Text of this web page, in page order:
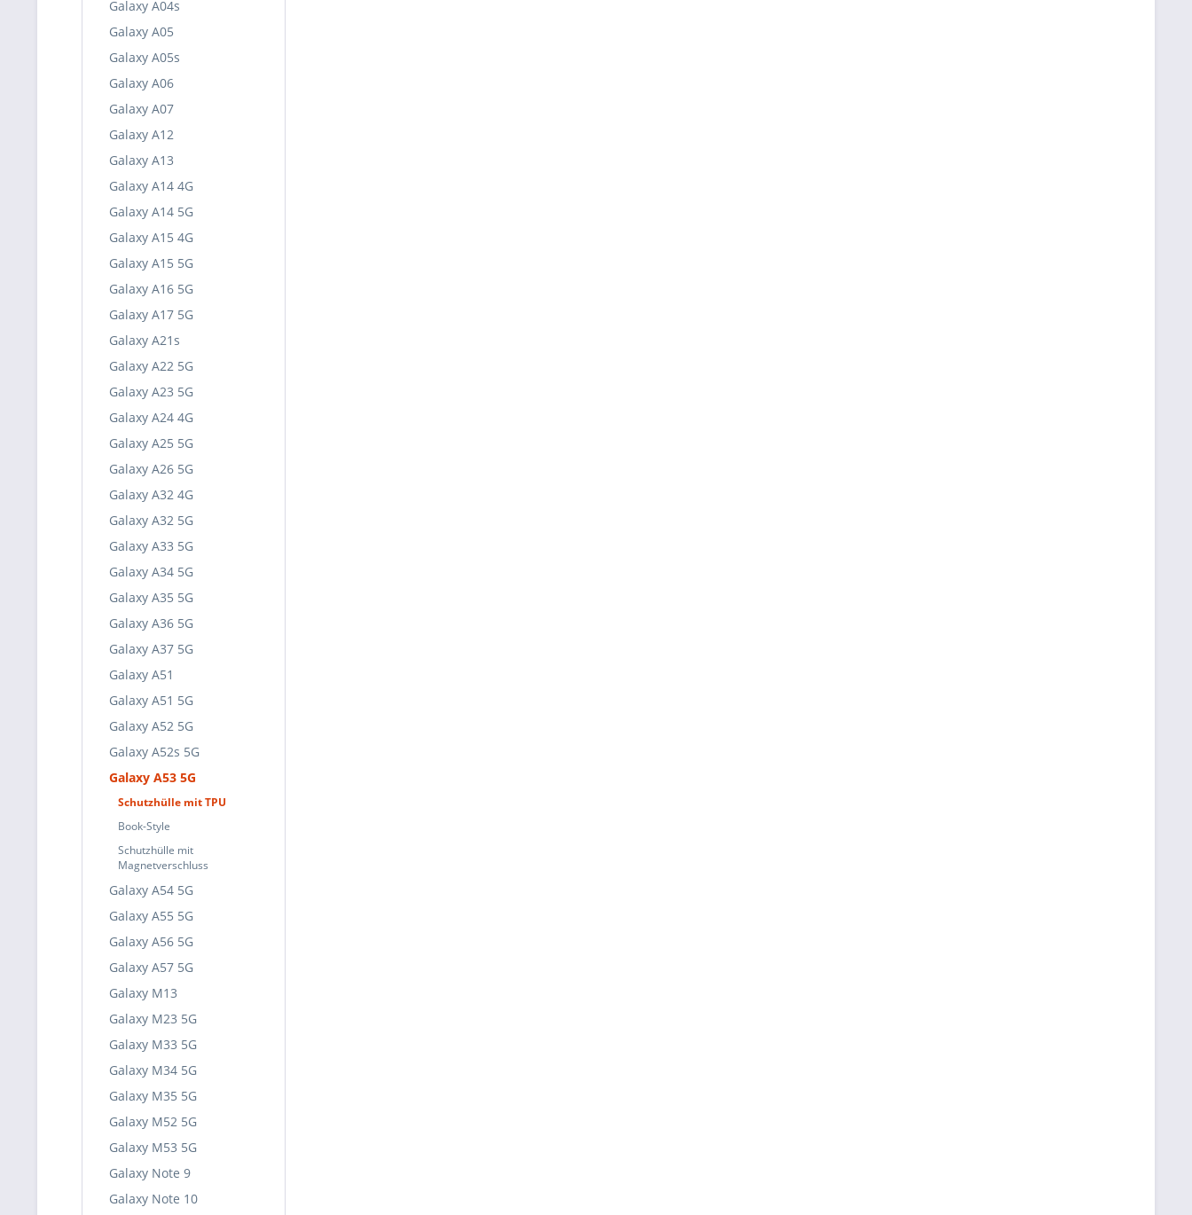
Galaxy A04s
Galaxy A05
Galaxy A05s
Galaxy A06
Galaxy A07
Galaxy A12
Galaxy A13
Galaxy A14 4G
Galaxy A14 5G
Galaxy A15 4G
Galaxy A15 5G
Galaxy A16 5G
Galaxy A17 5G
Galaxy A21s
Galaxy A22 5G
Galaxy A23 5G
Galaxy A24 4G
Galaxy A25 5G
Galaxy A26 5G
Galaxy A32 4G
Galaxy A32 5G
Galaxy A33 5G
Galaxy A34 5G
Galaxy A35 5G
Galaxy A36 5G
Galaxy A37 5G
Galaxy A51
Galaxy A51 5G
Galaxy A52 5G
Galaxy A52s 5G
Galaxy A53 5G
Schutzhülle mit TPU
Book-Style
Schutzhülle mit
Magnetverschluss
Galaxy A54 5G
Galaxy A55 5G
Galaxy A56 5G
Galaxy A57 5G
Galaxy M13
Galaxy M23 5G
Galaxy M33 5G
Galaxy M34 5G
Galaxy M35 5G
Galaxy M52 5G
Galaxy M53 5G
Galaxy Note 9
Galaxy Note 10